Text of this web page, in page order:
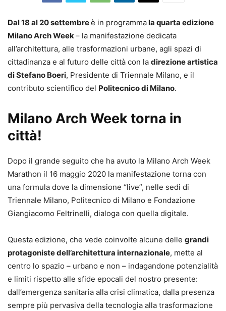
Dal 18 al 20 settembreè in programmala quarta edizione
Milano Arch Week– la manifestazione dedicata
all’architettura, alle trasformazioni urbane, agli spazi di
cittadinanza e al futuro delle città con la direzione artistica
di Stefano Boeri, Presidente di Triennale Milano, e il
contributo scientifico del Politecnico di Milano.
Milano Arch Week torna in
città!
Dopo il grande seguito che ha avuto la Milano Arch Week
Marathon il 16 maggio 2020 la manifestazione torna con
una formula dove la dimensione “live”, nelle sedi di
Triennale Milano, Politecnico di Milano e Fondazione
Giangiacomo Feltrinelli, dialoga con quella digitale.
Questa edizione, che vede coinvolte alcune delle grandi
protagoniste dell’architettura internazionale, mette al
centro lo spazio – urbano e non – indagandone potenzialità
e limiti rispetto alle sfide epocali del nostro presente:
dall’emergenza sanitaria alla crisi climatica, dalla presenza
sempre più pervasiva della tecnologia alla trasformazione